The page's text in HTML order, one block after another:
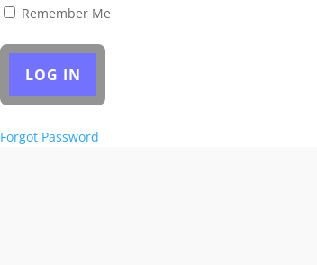
Remember Me
Forgot Password